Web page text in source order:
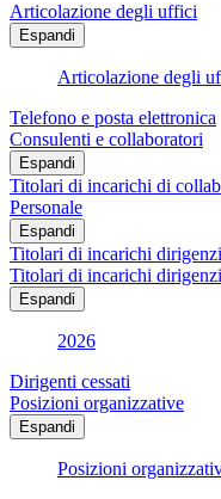
Articolazione degli uffici
Espandi
Articolazione degli
Telefono e posta elettronica
Consulenti e collaboratori
Espandi
Titolari di incarichi di
Personale
Espandi
Titolari di incarichi
Titolari di incarichi
Espandi
2026
Dirigenti cessati
Posizioni organizzative
Espandi
Posizioni